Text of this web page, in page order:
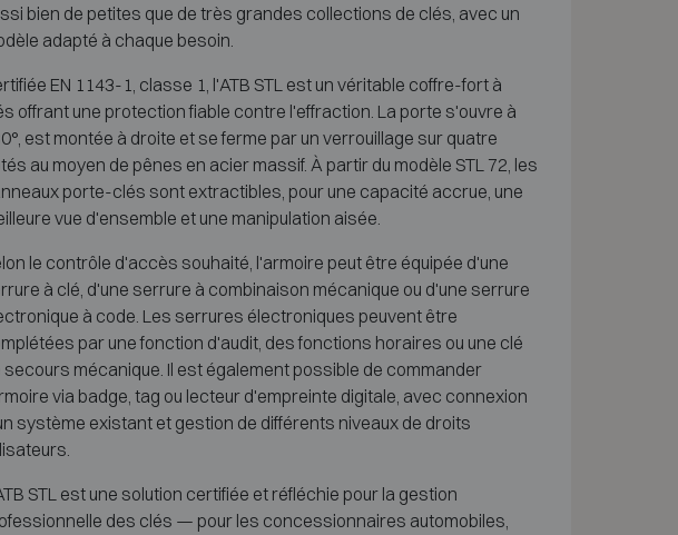
bien de petites que de très grandes collections de clés, avec un
adapté à chaque besoin.
EN 1143-1, classe 1, l'ATB STL est un véritable coffre-fort à
offrant une protection fiable contre l'effraction. La porte s'ouvre à
est montée à droite et se ferme par un verrouillage sur quatre
au moyen de pênes en acier massif. À partir du modèle STL 72, les
porte-clés sont extractibles, pour une capacité accrue, une
vue d'ensemble et une manipulation aisée.
le contrôle d'accès souhaité, l'armoire peut être équipée d'une
à clé, d'une serrure à combinaison mécanique ou d'une serrure
à code. Les serrures électroniques peuvent être
par une fonction d'audit, des fonctions horaires ou une clé
secours mécanique. Il est également possible de commander
via badge, tag ou lecteur d'empreinte digitale, avec connexion
système existant et gestion de différents niveaux de droits
STL est une solution certifiée et réfléchie pour la gestion
des clés — pour les concessionnaires automobiles,